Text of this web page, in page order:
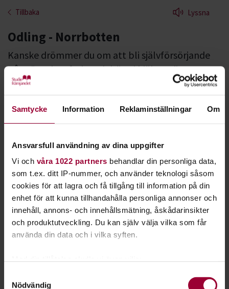
Samtycke Information Reklaminställningar Om
Ansvarsfull användning av dina uppgifter
Vi och våra 1022 partners behandlar din personliga data,
som t.ex. ditt IP-nummer, och använder teknologi såsom
cookies för att lagra och få tillgång till information på din
enhet för att kunna tillhandahålla personliga annonser och
innehåll, annons- och innehållsmätning, åskådarinsikter
och produktutveckling. Du kan själv välja vilka som får
använda din data och i vilka syften.
som kan ha en noggrannhet på upp till flera meter
Nödvändig
Tillbaka Lyssna
Odling - Norrbotten
Kanske drömmer du om att bli självförsörjande
på grönsaker, frukt och bär. Vi hjälper dig att
komma igång och tipsar om vad du kan odla.
Odling handlar om allt ifrån mat till växter och blommor.
Att odla själv innebär också att maten blir fri från kemikalier
och konstgödsel. Även balkonger och små trädgårdar kan ge
bra skörd om du gör odlingen på rätt sätt.